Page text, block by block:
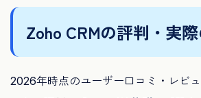
Zoho CRMの評判・実
2026年時点のユーザー口コミ・レビ